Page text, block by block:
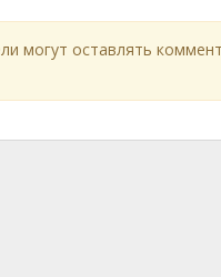
могут оставлять